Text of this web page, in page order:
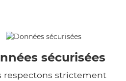
sécurisées
respectons strictement